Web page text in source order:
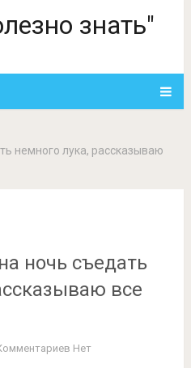
знать"
немного лука, рассказываю
ночь съедать
все
Нет